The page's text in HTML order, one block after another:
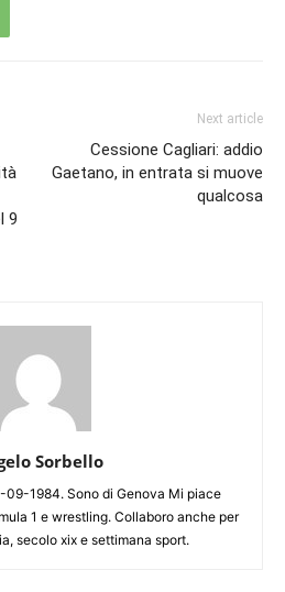
9
Next article
Cessione Cagliari: addio
Gaetano, in entrata si muove
qualcosa
Sorbello
09-1984. Sono di Genova Mi piace
1 e wrestling. Collaboro anche per
secolo xix e settimana sport.